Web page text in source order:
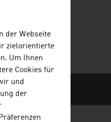
der Webseite
zielorientierte
Um Ihnen
Cookies für
und
der